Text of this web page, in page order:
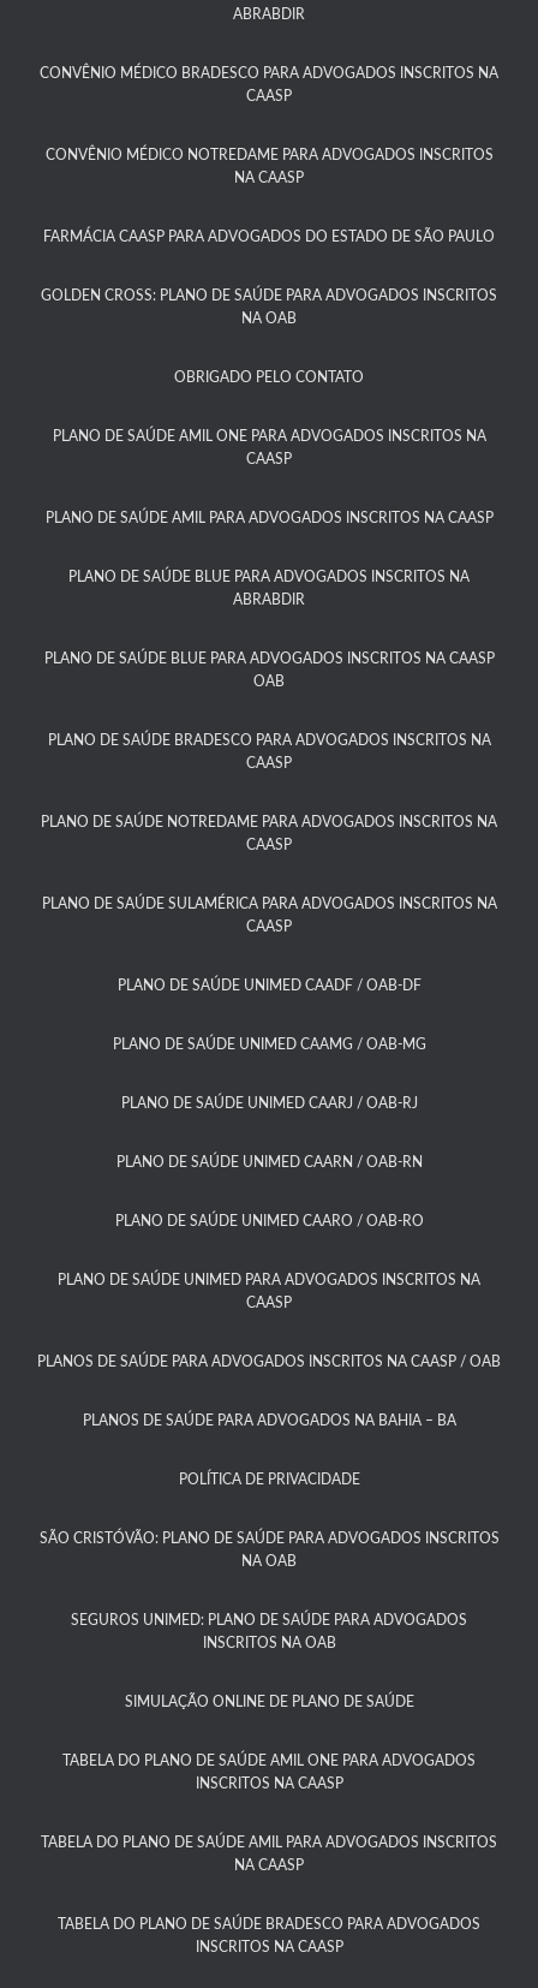
ABRABDIR
CONVÊNIO MÉDICO BRADESCO PARA ADVOGADOS INSCRITOS NA
CAASP​
CONVÊNIO MÉDICO NOTREDAME PARA ADVOGADOS INSCRITOS
NA CAASP​
FARMÁCIA CAASP PARA ADVOGADOS DO ESTADO DE SÃO PAULO​
GOLDEN CROSS: PLANO DE SAÚDE PARA ADVOGADOS INSCRITOS
NA OAB
OBRIGADO PELO CONTATO
PLANO DE SAÚDE AMIL ONE PARA ADVOGADOS INSCRITOS NA
CAASP​
PLANO DE SAÚDE AMIL PARA ADVOGADOS INSCRITOS NA CAASP
PLANO DE SAÚDE BLUE PARA ADVOGADOS INSCRITOS NA
ABRABDIR
PLANO DE SAÚDE BLUE PARA ADVOGADOS INSCRITOS NA CAASP
OAB
PLANO DE SAÚDE BRADESCO PARA ADVOGADOS INSCRITOS NA
CAASP​
PLANO DE SAÚDE NOTREDAME PARA ADVOGADOS INSCRITOS NA
CAASP​
PLANO DE SAÚDE SULAMÉRICA PARA ADVOGADOS INSCRITOS NA
CAASP​
PLANO DE SAÚDE UNIMED CAADF / OAB-DF​
PLANO DE SAÚDE UNIMED CAAMG / OAB-MG​
PLANO DE SAÚDE UNIMED CAARJ / OAB-RJ​
PLANO DE SAÚDE UNIMED CAARN / OAB-RN
PLANO DE SAÚDE UNIMED CAARO / OAB-RO​
PLANO DE SAÚDE UNIMED PARA ADVOGADOS INSCRITOS NA
CAASP​
PLANOS DE SAÚDE PARA ADVOGADOS INSCRITOS NA CAASP / OAB
PLANOS DE SAÚDE PARA ADVOGADOS NA BAHIA – BA​
POLÍTICA DE PRIVACIDADE
SÃO CRISTÓVÃO: PLANO DE SAÚDE PARA ADVOGADOS INSCRITOS
NA OAB
SEGUROS UNIMED: PLANO DE SAÚDE PARA ADVOGADOS
INSCRITOS NA OAB
SIMULAÇÃO ONLINE DE PLANO DE SAÚDE
TABELA DO PLANO DE SAÚDE AMIL ONE PARA ADVOGADOS
INSCRITOS NA CAASP​
TABELA DO PLANO DE SAÚDE AMIL PARA ADVOGADOS INSCRITOS
NA CAASP​
TABELA DO PLANO DE SAÚDE BRADESCO PARA ADVOGADOS
INSCRITOS NA CAASP​